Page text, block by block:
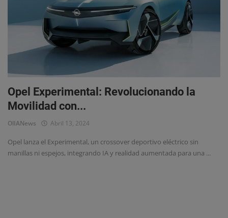
Eventos
Opel Experimental: Revolucionando la
Movilidad con...
OlIANews Abril 13, 2024
Opel lanza el Experimental, un crossover deportivo eléctrico sin
manillas ni espejos, integrando IA y realidad aumentada para una ...